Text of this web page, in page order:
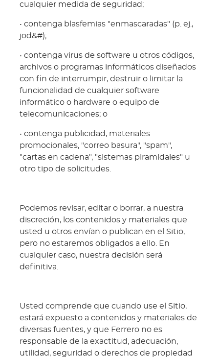
cualquier medida de seguridad;
• contenga blasfemias "enmascaradas" (p. ej.,
jod&#);
• contenga virus de software u otros códigos,
archivos o programas informáticos diseñados
con fin de interrumpir, destruir o limitar la
funcionalidad de cualquier software
informático o hardware o equipo de
telecomunicaciones; o
• contenga publicidad, materiales
promocionales, "correo basura", "spam",
"cartas en cadena", "sistemas piramidales" u
otro tipo de solicitudes.
Podemos revisar, editar o borrar, a nuestra
discreción, los contenidos y materiales que
usted u otros envían o publican en el Sitio,
pero no estaremos obligados a ello. En
cualquier caso, nuestra decisión será
definitiva.
Usted comprende que cuando use el Sitio,
estará expuesto a contenidos y materiales de
diversas fuentes, y que Ferrero no es
responsable de la exactitud, adecuación,
utilidad, seguridad o derechos de propiedad